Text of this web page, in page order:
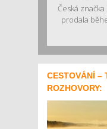
Česká
prodala
CESTOVÁNÍ –
ROZHOVORY: